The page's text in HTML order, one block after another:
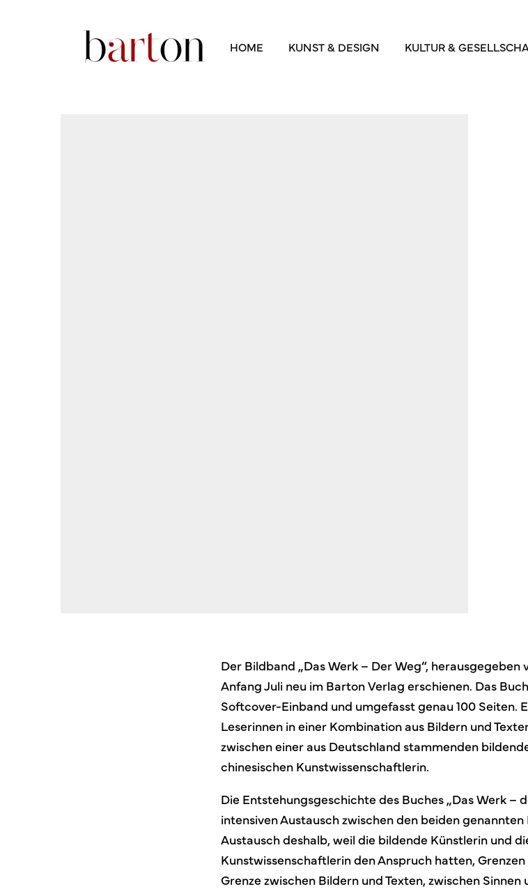
HOME KUNST & DESIGN KULTUR &
Der Bildband „Das Werk – Der Weg“, herausgegeben
Anfang Juli neu im Barton Verlag erschienen. Das
Softcover-Einband und umgefasst genau 100 Seiten.
Leserinnen in einer Kombination aus Bildern und
zwischen einer aus Deutschland stammenden
chinesischen Kunstwissenschaftlerin.
Die Entstehungsgeschichte des Buches „Das Werk –
intensiven Austausch zwischen den beiden
Austausch deshalb, weil die bildende Künstlerin und
Kunstwissenschaftlerin den Anspruch hatten,
Grenze zwischen Bildern und Texten, zwischen